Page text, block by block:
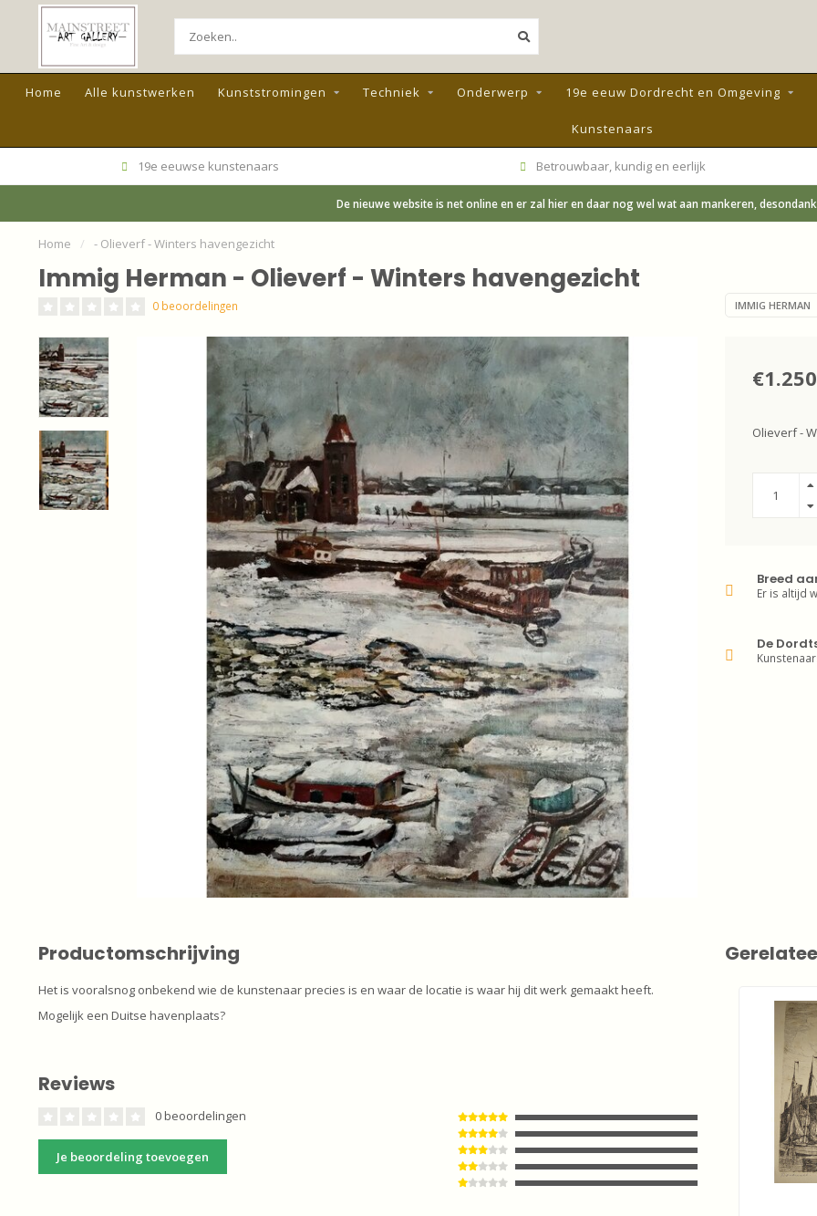
Home Alle kunstwerken Kunststromingen Techniek Onderwerp 19e eeuw Dordrecht en Omgeving
Kunstenaars
19e eeuwse kunstenaars Betrouwbaar, kundig en eerlijk
De nieuwe website is net online en er zal hier en daar nog wel wat aan mankeren,
Home / - Olieverf - Winters havengezicht
Immig Herman - Olieverf - Winters havengezicht
0 beoordelingen IMMIG HERMAN
Olieverf -
Breed
Er is altijd
De
Productomschrijving
Het is vooralsnog onbekend wie de kunstenaar precies is en waar de locatie is waar hij dit werk gemaakt heeft.
Mogelijk een Duitse havenplaats?
Reviews
0 beoordelingen
Je beoordeling toevoegen